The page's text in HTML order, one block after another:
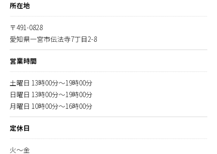
所在地
〒491-0828
愛知県一宮市伝法寺7丁目2-8
営業時間
土曜日 13時00分～19時00分
日曜日 13時00分～19時00分
月曜日 10時00分～16時00分
定休日
火～金